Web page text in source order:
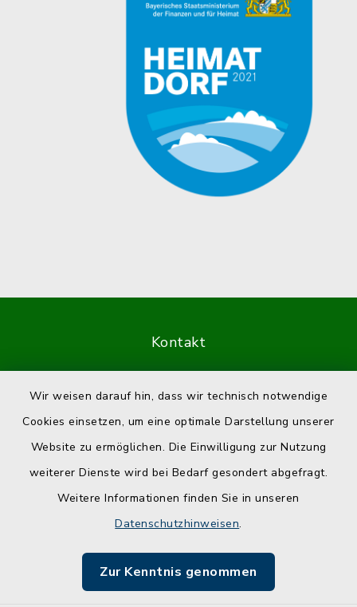
Wir weisen darauf hin, dass wir technisch notwendige
Cookies einsetzen, um eine optimale Darstellung unserer
Website zu ermöglichen. Die Einwilligung zur Nutzung
weiterer Dienste wird bei Bedarf gesondert abgefragt.
Weitere Informationen finden Sie in unseren
Datenschutzhinweisen.
Zur Kenntnis genommen
Kontakt
Datenschutz
Impressum
Sitemap
Cookie-Einstellungen